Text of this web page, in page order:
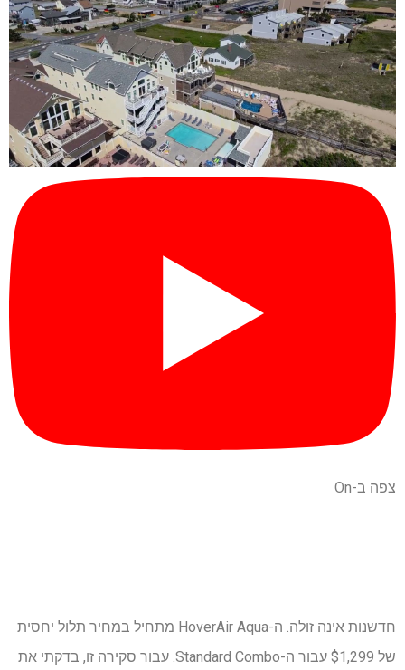
צפה ב-On
חדשנות אינה זולה. ה-HoverAir Aqua מתחיל במחיר תלול יחסית
של $1,299 עבור ה-Standard Combo. עבור סקירה זו, בדקתי את